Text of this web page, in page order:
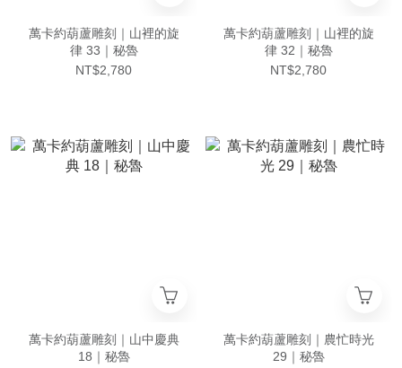
萬卡約葫蘆雕刻｜山裡的旋
律 33｜秘魯
NT$2,780
萬卡約葫蘆雕刻｜山裡的旋
律 32｜秘魯
NT$2,780
萬卡約葫蘆雕刻｜山中慶典
18｜秘魯
萬卡約葫蘆雕刻｜農忙時光
29｜秘魯